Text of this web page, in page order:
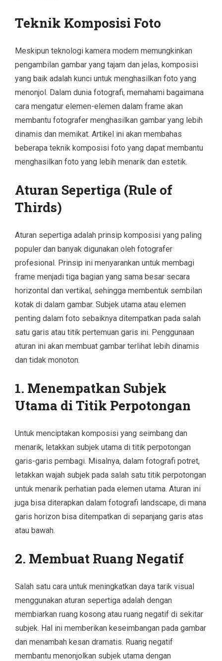
Teknik Komposisi Foto
Meskipun teknologi kamera modern memungkinkan
pengambilan gambar yang tajam dan jelas, komposisi
yang baik adalah kunci untuk menghasilkan foto yang
menonjol. Dalam dunia fotografi, memahami bagaimana
cara mengatur elemen-elemen dalam frame akan
membantu fotografer menghasilkan gambar yang lebih
dinamis dan memikat. Artikel ini akan membahas
beberapa teknik komposisi foto yang dapat membantu
menghasilkan foto yang lebih menarik dan estetik.
Aturan Sepertiga (Rule of
Thirds)
Aturan sepertiga adalah prinsip komposisi yang paling
populer dan banyak digunakan oleh fotografer
profesional. Prinsip ini menyarankan untuk membagi
frame menjadi tiga bagian yang sama besar secara
horizontal dan vertikal, sehingga membentuk sembilan
kotak di dalam gambar. Subjek utama atau elemen
penting dalam foto sebaiknya ditempatkan pada salah
satu garis atau titik pertemuan garis ini. Penggunaan
aturan ini akan membuat gambar terlihat lebih dinamis
dan tidak monoton.
1. Menempatkan Subjek
Utama di Titik Perpotongan
Untuk menciptakan komposisi yang seimbang dan
menarik, letakkan subjek utama di titik perpotongan
garis-garis pembagi. Misalnya, dalam fotografi potret,
letakkan wajah subjek pada salah satu titik perpotongan
untuk menarik perhatian pada elemen utama. Aturan ini
juga bisa diterapkan dalam fotografi landscape, di mana
garis horizon bisa ditempatkan di sepanjang garis atas
atau bawah.
2. Membuat Ruang Negatif
Salah satu cara untuk meningkatkan daya tarik visual
menggunakan aturan sepertiga adalah dengan
membiarkan ruang kosong atau ruang negatif di sekitar
subjek. Hal ini memberikan keseimbangan pada gambar
dan menambah kesan dramatis. Ruang negatif
membantu menonjolkan subjek utama dengan